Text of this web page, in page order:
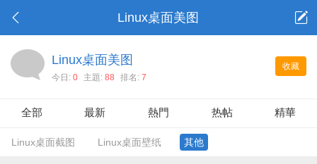
Linux桌面美图
收藏
Linux桌面美图
今日: 0 主題: 88 排名: 7
全部 最新 熱門 热帖 精華
Linux桌面截图 Linux桌面壁纸 其他